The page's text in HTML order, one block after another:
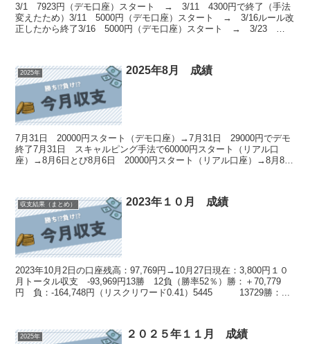
3/1 7923円（デモ口座）スタート → 3/11 4300円で終了（手法
変えたため）3/11 5000円（デモ口座）スタート → 3/16ルール改
正したから終了3/16 5000円（デモ口座）スタート → 3/23
2025年 2025年8月 成績
7月31日 20000円スタート（デモ口座）→7月31日 29000円でデモ
終了7月31日 スキャルピング手法で60000円スタート（リアル口
座）→8月6日とび8月6日 20000円スタート（リアル口座）→8月8日
収支結果（まとめ） 2023年１０月 成績
2023年10月2日の口座残高：97,769円→10月27日現在：3,800円１０
月トータル収支 -93,969円13勝 12負（勝率52％）勝：＋70,779
円 負：-164,748円（リスクリワード0.41）5445 13729勝：...
2025年 ２０２５年１１月 成績